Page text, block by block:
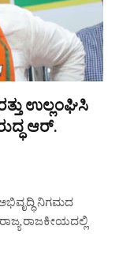
ಉಲ್ಲಂಘಿಸಿ
ಆರ್.
ನಿಗಮದ
ರಾಜಕೀಯದಲ್ಲಿ